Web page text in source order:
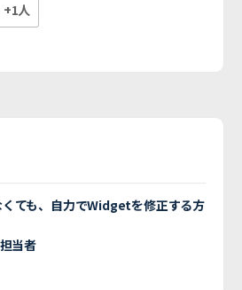
+1人
ても、自力でWidgetを修正する方
当者